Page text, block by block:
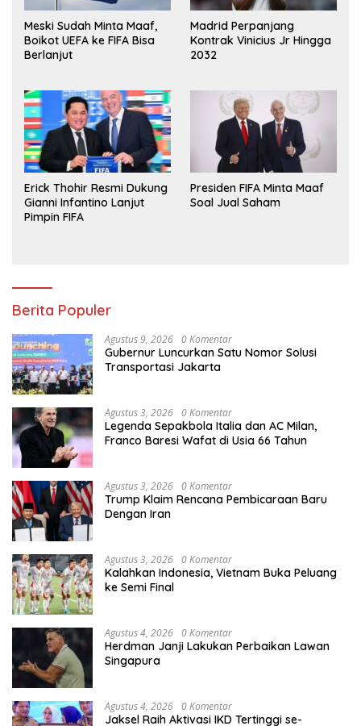
Meski Sudah Minta Maaf,
Boikot UEFA ke FIFA Bisa
Berlanjut
Madrid Perpanjang
Kontrak Vinicius Jr Hingga
2032
Erick Thohir Resmi Dukung
Gianni Infantino Lanjut
Pimpin FIFA
Presiden FIFA Minta Maaf
Soal Jual Saham
Berita Populer
Agustus 9, 2026 0 Komentar
Gubernur Luncurkan Satu Nomor Solusi
Transportasi Jakarta
Agustus 3, 2026 0 Komentar
Legenda Sepakbola Italia dan AC Milan,
Franco Baresi Wafat di Usia 66 Tahun
Agustus 3, 2026 0 Komentar
Trump Klaim Rencana Pembicaraan Baru
Dengan Iran
Agustus 3, 2026 0 Komentar
Kalahkan Indonesia, Vietnam Buka Peluang
ke Semi Final
Agustus 4, 2026 0 Komentar
Herdman Janji Lakukan Perbaikan Lawan
Singapura
Agustus 4, 2026 0 Komentar
Jaksel Raih Aktivasi IKD Tertinggi se-